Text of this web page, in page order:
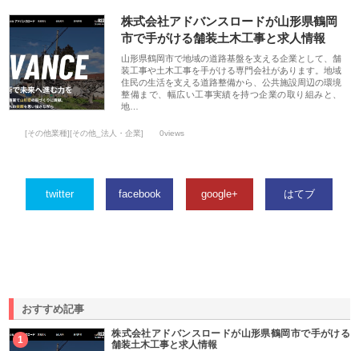
株式会社アドバンスロードが山形県鶴岡
市で手がける舗装土木工事と求人情報
山形県鶴岡市で地域の道路基盤を支える企業として、舗
装工事や土木工事を手がける専門会社があります。地域
住民の生活を支える道路整備から、公共施設周辺の環境
整備まで、幅広い工事実績を持つ企業の取り組みと、
地…
[その他業種][その他_法人・企業] 0views
twitter facebook google+ はてブ
おすすめ記事
1
株式会社アドバンスロードが山形県鶴岡市で手がける
舗装土木工事と求人情報